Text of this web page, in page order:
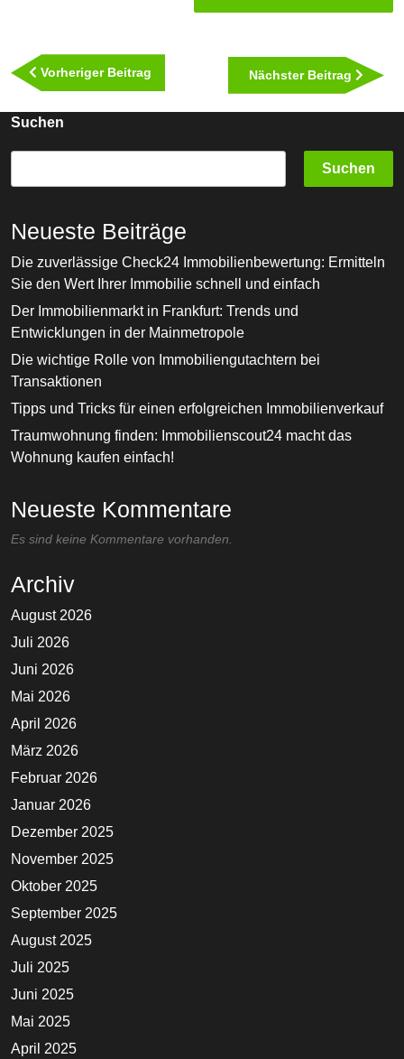
Vorheriger Beitrag
Beitrag
Nächster Beitrag
Suchen
Suchen
Neueste Beiträge
Die zuverlässige Check24 Immobilienbewertung: Ermitteln
Sie den Wert Ihrer Immobilie schnell und einfach
Der Immobilienmarkt in Frankfurt: Trends und
Entwicklungen in der Mainmetropole
Die wichtige Rolle von Immobiliengutachtern bei
Transaktionen
Tipps und Tricks für einen erfolgreichen Immobilienverkauf
Traumwohnung finden: Immobilienscout24 macht das
Wohnung kaufen einfach!
Neueste Kommentare
Es sind keine Kommentare vorhanden.
Archiv
August 2026
Juli 2026
Juni 2026
Mai 2026
April 2026
März 2026
Februar 2026
Januar 2026
Dezember 2025
November 2025
Oktober 2025
September 2025
August 2025
Juli 2025
Juni 2025
Mai 2025
April 2025